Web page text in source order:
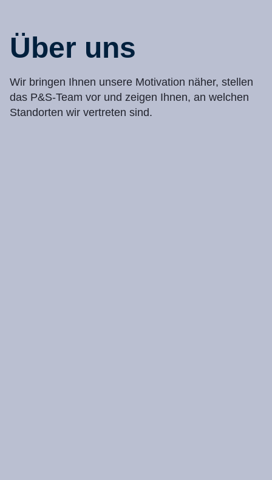
Über uns
Wir bringen Ihnen unsere Motivation näher, stellen
das P&S-Team vor und zeigen Ihnen, an welchen
Standorten wir vertreten sind.